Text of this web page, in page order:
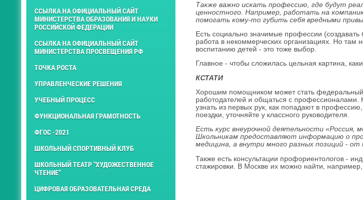
ССЫЛКА НА ОФИЦИАЛЬНЫЙ САЙТ
МИНИСТЕРСТВА ОБРАЗОВАНИЯ И НАУКИ
РОССИЙСКОЙ ФЕДЕРАЦИИ
ССЫЛКА НА ОФИЦИАЛЬНЫЙ САЙТ
МИНИСТЕРСТВА ПРОСВЕЩЕНИЯ РФ
ТОЧКА РОСТА
УПРАВЛЕНЧЕСКИЕ РЕШЕНИЯ
УЧЕБНЫЙ ПРОЦЕСС
ФУНКЦИОНАЛЬНАЯ ГРАМОТНОСТЬ
ФГОС -2021
ШКОЛЬНЫЙ СПОРТИВНЫЙ КЛУБ
ШКОЛЬНЫЙ ТЕАТР "ХУДОЖЕСТВЕННОЕ
ЧТЕНИЕ"
ЦИФРОВАЯ ОБРАЗОВАТЕЛЬНАЯ СРЕДА
Также важно искать профессию, где будут
ценностного. Например, работать на
помогать кому-то губить себя вредными
Есть социально значимые профессии
работа в некоммерческих организациях. Но там
воспитанию детей - это тоже выбор.
Главное - чтобы сложилась цельная картина,
КСТАТИ
Хорошим помощником может стать
работодателей и общаться с профессионалами.
узнать из первых рук, как попадают в
поездки, уточняйте у классного руководителя.
Есть курс внеурочной деятельности
Школьникам предоставляют информацию о
медицина, а внутри много разных позиций -
Также есть консультации профориентологов -
стажировки. В Москве их можно найти,